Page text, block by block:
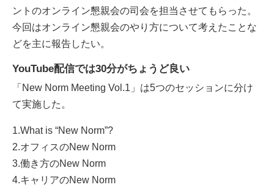
ントのオンライン懇親会の司会を担当させてもらった。
今回はオンライン懇親会のやり方について考えたことな
どを主に報告したい。
YouTube配信では30分がちょうど良い
「New Norm Meeting Vol.1」は5つのセッションに分け
て実施した。
1.What is “New Norm”?
2.オフィスのNew Norm
3.働き方のNew Norm
4.キャリアのNew Norm